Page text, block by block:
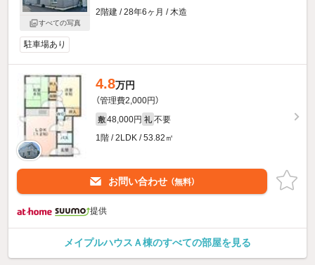
すべての写真
2階建 / 28年6ヶ月 / 木造
駐車場あり
4.8万円
（管理費2,000円）
敷 48,000円 礼 不要
1階 / 2LDK / 53.82㎡
お問い合わせ （無料）
提供
メイプルハウスＡ棟のすべての部屋を見る